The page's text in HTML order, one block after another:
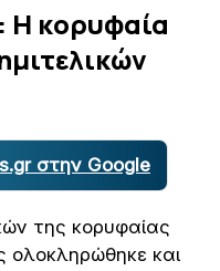
Η κορυφαία
στην Google
της κορυφαίας
ολοκληρώθηκε και